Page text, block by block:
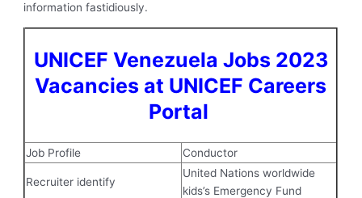
information fastidiously.
UNICEF Venezuela Jobs 2023
Vacancies at UNICEF Careers
Portal
Job Profile Conductor
Recruiter identify
United Nations worldwide
kids’s Emergency Fund